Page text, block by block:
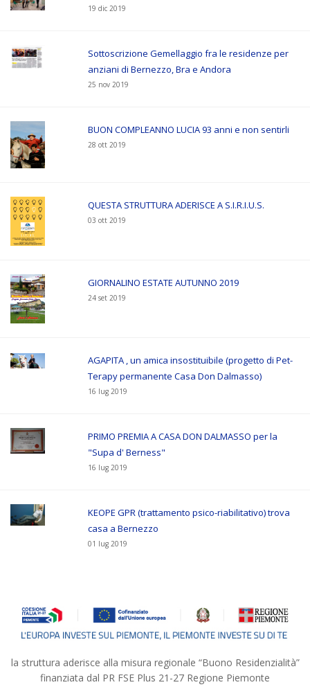
19 dic 2019
Sottoscrizione Gemellaggio fra le residenze per
anziani di Bernezzo, Bra e Andora
25 nov 2019
BUON COMPLEANNO LUCIA 93 anni e non sentirli
28 ott 2019
QUESTA STRUTTURA ADERISCE A S.I.R.I.U.S.
03 ott 2019
GIORNALINO ESTATE AUTUNNO 2019
24 set 2019
AGAPITA , un amica insostituibile (progetto di Pet-
Terapy permanente Casa Don Dalmasso)
16 lug 2019
PRIMO PREMIA A CASA DON DALMASSO per la
"Supa d' Berness"
16 lug 2019
KEOPE GPR (trattamento psico-riabilitativo) trova
casa a Bernezzo
01 lug 2019
la struttura aderisce alla misura regionale “Buono Residenzialità”
finanziata dal PR FSE Plus 21-27 Regione Piemonte